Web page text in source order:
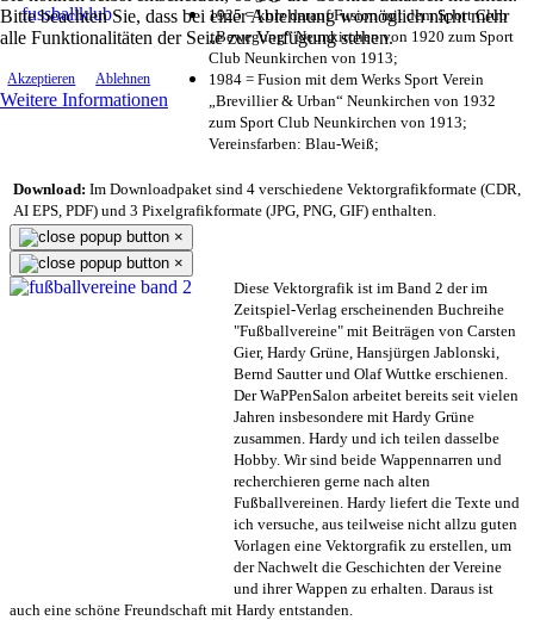
Bitte beachten Sie, dass bei einer Ablehnung womöglich nicht mehr
alle Funktionalitäten der Seite zur Verfügung stehen.
Akzeptieren Ablehnen
Weitere Informationen
1925 = kurz darauf Fusion mit dem Sport Club
„Bewegung“ Neunkirchen von 1920 zum Sport
Club Neunkirchen von 1913;
1984 = Fusion mit dem Werks Sport Verein
„Brevillier & Urban“ Neunkirchen von 1932
zum Sport Club Neunkirchen von 1913;
Vereinsfarben: Blau-Weiß;
Download: Im Downloadpaket sind 4 verschiedene Vektorgrafikformate (CDR,
AI EPS, PDF) und 3 Pixelgrafikformate (JPG, PNG, GIF) enthalten.
×
×
Diese Vektorgrafik ist im Band 2 der im
Zeitspiel-Verlag erscheinenden Buchreihe
"Fußballvereine" mit Beiträgen von Carsten
Gier, Hardy Grüne, Hansjürgen Jablonski,
Bernd Sautter und Olaf Wuttke erschienen.
Der WaPPenSalon arbeitet bereits seit vielen
Jahren insbesondere mit Hardy Grüne
zusammen. Hardy und ich teilen dasselbe
Hobby. Wir sind beide Wappennarren und
recherchieren gerne nach alten
Fußballvereinen. Hardy liefert die Texte und
ich versuche, aus teilweise nicht allzu guten
Vorlagen eine Vektorgrafik zu erstellen, um
der Nachwelt die Geschichten der Vereine
und ihrer Wappen zu erhalten. Daraus ist
auch eine schöne Freundschaft mit Hardy entstanden.